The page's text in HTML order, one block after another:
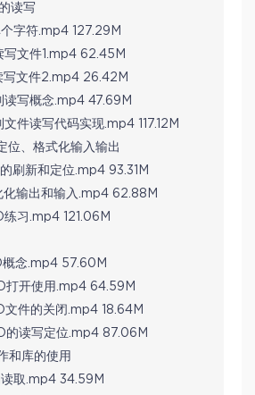
读写
个字符.mp4 127.29M
写文件1.mp4 62.45M
写文件2.mp4 26.42M
读写概念.mp4 47.69M
件读写代码实现.mp4 117.12M
位、格式化输入输出
刷新和定位.mp4 93.31M
化输出和输入.mp4 62.88M
练习.mp4 121.06M
概念.mp4 57.60M
打开使用.mp4 64.59M
文件的关闭.mp4 18.64M
的读写定位.mp4 87.06M
和库的使用
读取.mp4 34.59M